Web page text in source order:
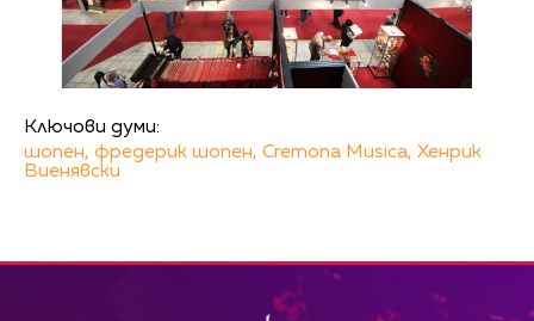
Ключови думи:
шопен, фредерик шопен, Cremona Musica, Хенрик
Виенявски